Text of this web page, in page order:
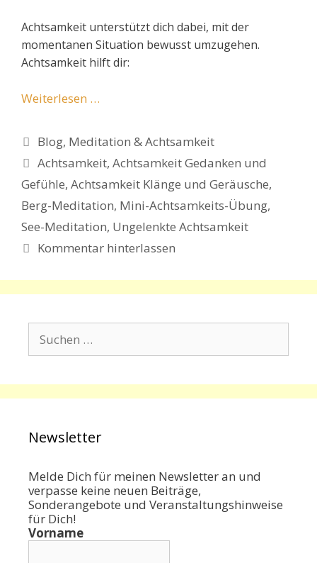
Achtsamkeit unterstützt dich dabei, mit der
momentanen Situation bewusst umzugehen.
Achtsamkeit hilft dir:
Weiterlesen …
Kategorien
Blog, Meditation & Achtsamkeit
Schlagwörter
Achtsamkeit,Achtsamkeit Gedanken und
Gefühle, Achtsamkeit Klänge und Geräusche,
Berg-Meditation, Mini-Achtsamkeits-Übung,
See-Meditation, Ungelenkte Achtsamkeit
Kommentar hinterlassen
nach:
Newsletter
Melde Dich für meinen Newsletter an und
verpasse keine neuen Beiträge,
Sonderangebote und Veranstaltungshinweise
für Dich!
Vorname